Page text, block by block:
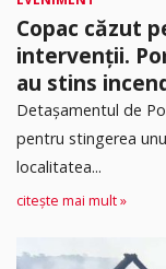
Copac căzut
intervenții.
au stins
Detașamentul de
pentru stingerea
localitatea...
citește mai mult »